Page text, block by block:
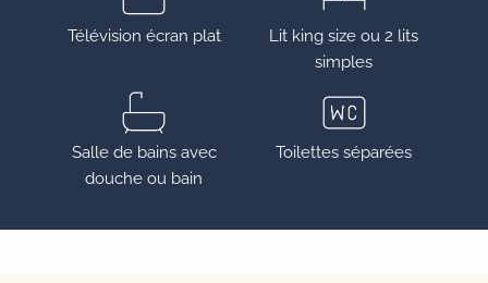
Télévision écran plat
Lit king size ou 2 lits
simples
Salle de bains avec
douche ou bain
Toilettes séparées